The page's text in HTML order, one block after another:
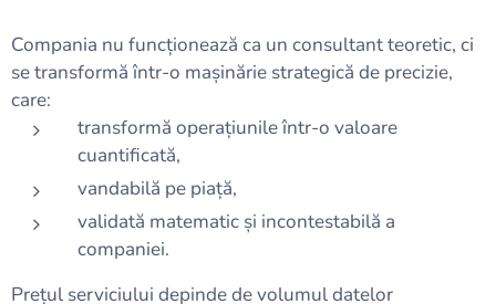
Compania nu funcționează ca un consultant teoretic, ci
se transformă într-o mașinărie strategică de precizie,
care:
transformă operațiunile într-o valoare
cuantificată,
vandabilă pe piață,
validată matematic și incontestabilă a
companiei.
Prețul serviciului depinde de volumul datelor